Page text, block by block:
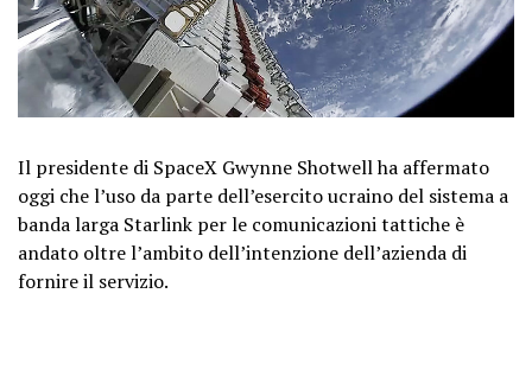
Il presidente di SpaceX Gwynne Shotwell ha affermato
oggi che l’uso da parte dell’esercito ucraino del sistema a
banda larga Starlink per le comunicazioni tattiche è
andato oltre l’ambito dell’intenzione dell’azienda di
fornire il servizio.